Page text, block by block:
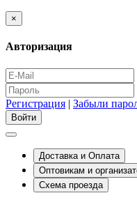
×
Авторизация
Регистрация | Забыли
Доставка и Оплата
Оптовикам и
Схема проезда